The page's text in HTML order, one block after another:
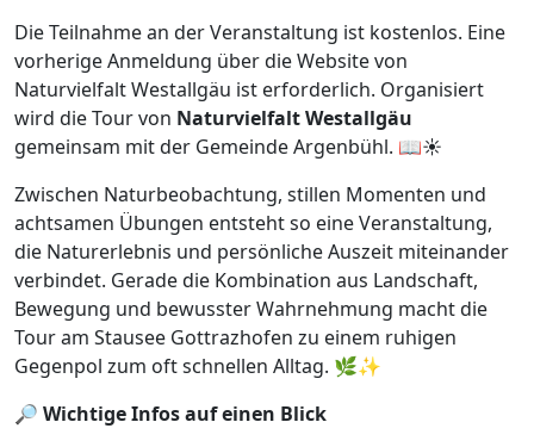
Die Teilnahme an der Veranstaltung ist kostenlos. Eine
vorherige Anmeldung über die Website von
Naturvielfalt Westallgäu ist erforderlich. Organisiert
wird die Tour von Naturvielfalt Westallgäu
gemeinsam mit der Gemeinde Argenbühl. 📖☀️
Zwischen Naturbeobachtung, stillen Momenten und
achtsamen Übungen entsteht so eine Veranstaltung,
die Naturerlebnis und persönliche Auszeit miteinander
verbindet. Gerade die Kombination aus Landschaft,
Bewegung und bewusster Wahrnehmung macht die
Tour am Stausee Gottrazhofen zu einem ruhigen
Gegenpol zum oft schnellen Alltag. 🌿✨
🔎 Wichtige Infos auf einen Blick